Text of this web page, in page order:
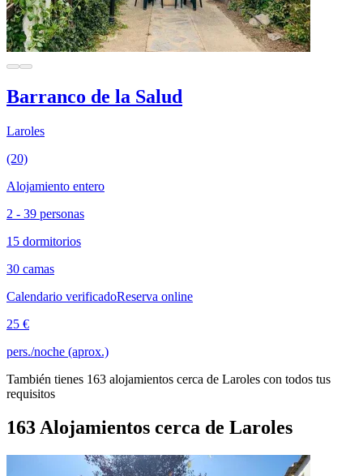
Barranco de la Salud
Laroles
(20)
Alojamiento entero
2 - 39 personas
15 dormitorios
30 camas
Calendario verificadoReserva online
25 €
pers./noche (aprox.)
También tienes 163 alojamientos cerca de Laroles con todos tus
requisitos
163 Alojamientos cerca de Laroles